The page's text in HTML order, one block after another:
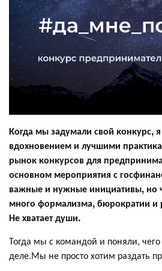
Когда мы задумали свой конкурс,
вдохновением и лучшими
рынок конкурсов для
основном мероприятия с
важные и нужные инициативы, но
много формализма, бюрократии и
Не хватает души.
Тогда мы с командой и поняли,
деле.Мы не просто хотим раздать